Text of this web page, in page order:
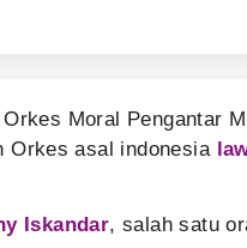
Moral Pengantar
Orkes asal indonesia
Iskandar, salah satu